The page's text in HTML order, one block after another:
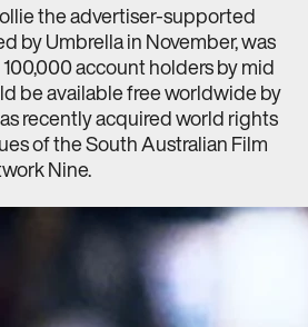
the advertiser-supported
by Umbrella in November, was
account holders by mid
be available free worldwide by
recently acquired world rights
of the South Australian Film
Nine.